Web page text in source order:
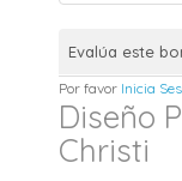
Evalúa este
Por favor Inicia
Diseño
Christi